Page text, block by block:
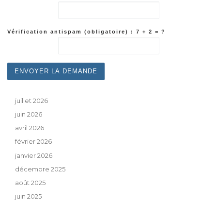
Vérification antispam (obligatoire) : 7 + 2 = ?
juillet 2026
juin 2026
avril 2026
février 2026
janvier 2026
décembre 2025
août 2025
juin 2025